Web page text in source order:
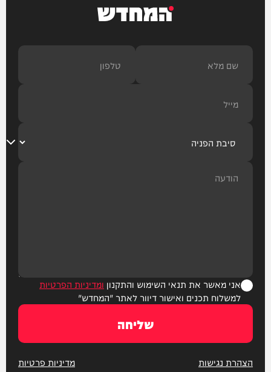
המחדש
אני מאשר את תנאי השימוש והתקנון ומדיניות הפרטיות
למשלוח תכנים ואישור דיוור לאתר "המחדש"
שליחה
הצהרת נגישות מדיניות פרטיות